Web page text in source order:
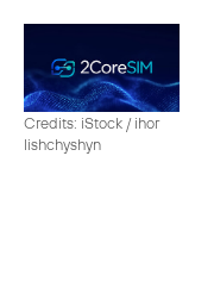
Credits: iStock / ihor
lishchyshyn